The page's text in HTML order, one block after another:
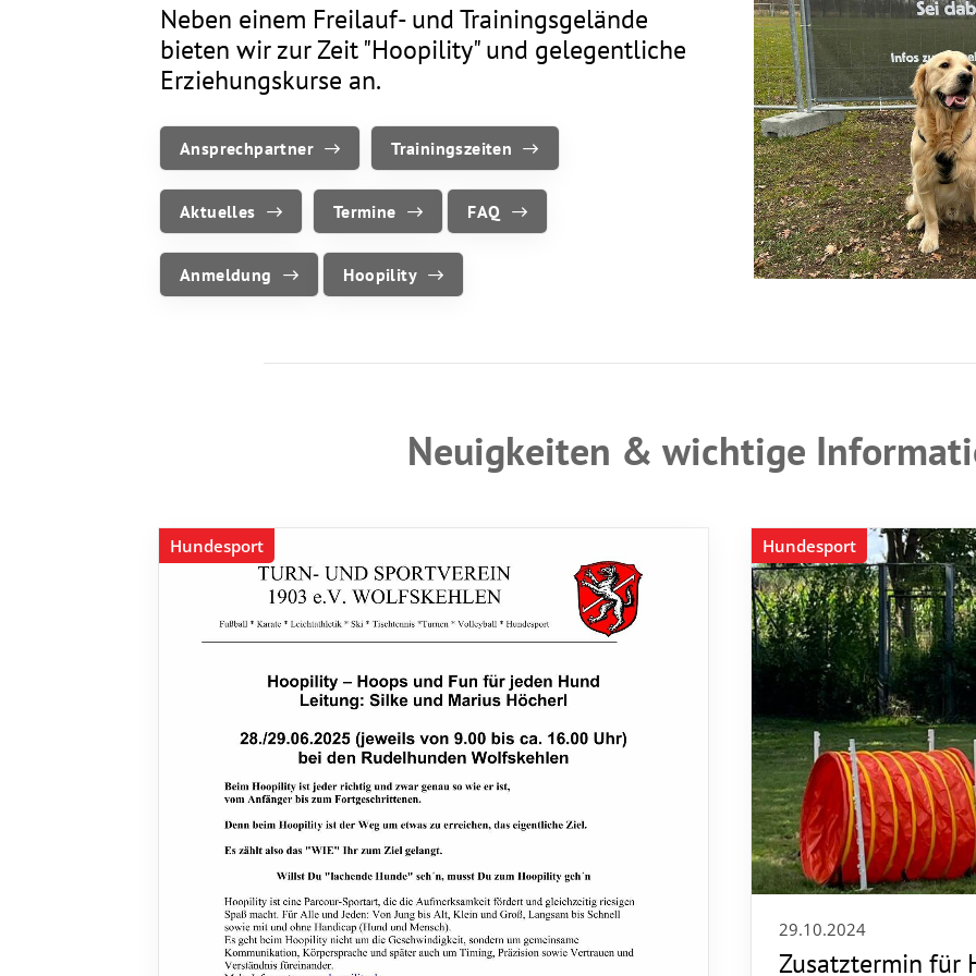
Neben einem Freilauf- und Trainingsgelände
bieten wir zur Zeit "Hoopility" und gelegentliche
Erziehungskurse an.
Ansprechpartner Trainingszeiten
Aktuelles Termine FAQ
Anmeldung Hoopility
Neuigkeiten & wichtige
Hundesport Hundesport
29.10.2024
Zusatztermin für
Sportangebote finden
Unser Sportangebot
Sportsuche
Ausfälle und Vertretungen
Deutsches Sportabzeichen
Mitglieder-Service
Alles zur Mitgliedschaft
Fragen & Antworten